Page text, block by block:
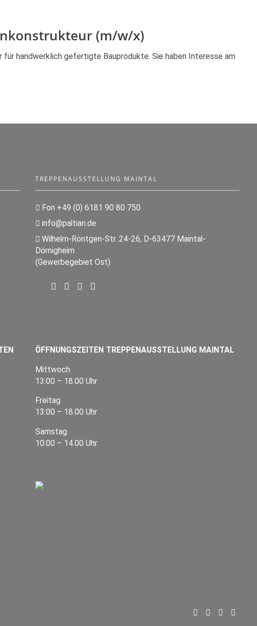
(m/w/x)
handwerklich gefertigte Bauprodukte. Sie haben Interesse am
TREPPENAUSSTELLUNG MAINTAL
Fon +49 (0) 6181 90 80 750
info@paltian.de
Wilhelm-Röntgen-Str. 24-26, D-63477 Maintal-
Dörnigheim
(Gewerbegebiet Ost)
ÖFFNUNGSZEITEN TREPPENAUSSTELLUNG MAINTAL
Mittwoch
13:00 – 18.00 Uhr
Freitag
13:00 – 18.00 Uhr
Samstag
10:00 – 14.00 Uhr